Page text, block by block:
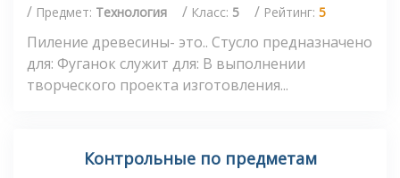
/ Предмет: Технология / Класс: 5 / Рейтинг: 5
Пиление древесины- это.. Стусло предназначено
для: Фуганок служит для: В выполнении
творческого проекта изготовления...
Контрольные по предметам